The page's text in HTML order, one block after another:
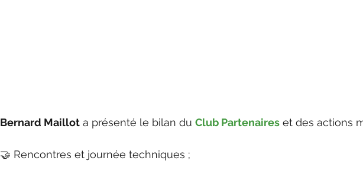
Bernard Maillot a présenté le bilan du Club Partenaires et des actions
🤝 Rencontres et journée techniques ;